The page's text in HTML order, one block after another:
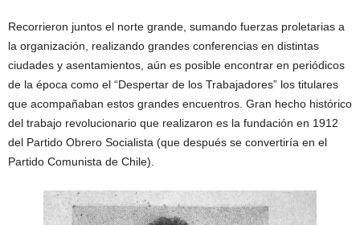
Recorrieron juntos el norte grande, sumando fuerzas proletarias a
la organización, realizando grandes conferencias en distintas
ciudades y asentamientos, aún es posible encontrar en periódicos
de la época como el “Despertar de los Trabajadores” los titulares
que acompañaban estos grandes encuentros. Gran hecho histórico
del trabajo revolucionario que realizaron es la fundación en 1912
del Partido Obrero Socialista (que después se convertiría en el
Partido Comunista de Chile).